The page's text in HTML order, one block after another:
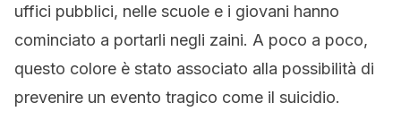
uffici pubblici, nelle scuole e i giovani hanno
cominciato a portarli negli zaini. A poco a poco,
questo colore è stato associato alla possibilità di
prevenire un evento tragico come il suicidio.